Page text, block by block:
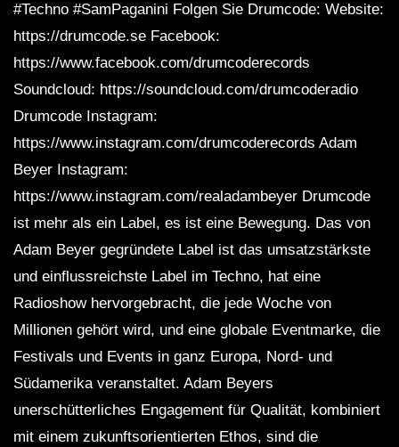
#Techno #SamPaganini Folgen Sie Drumcode: Website:
https://drumcode.se Facebook:
https://www.facebook.com/drumcoderecords
Soundcloud: https://soundcloud.com/drumcoderadio
Drumcode Instagram:
https://www.instagram.com/drumcoderecords Adam
Beyer Instagram:
https://www.instagram.com/realadambeyer Drumcode
ist mehr als ein Label, es ist eine Bewegung. Das von
Adam Beyer gegründete Label ist das umsatzstärkste
und einflussreichste Label im Techno, hat eine
Radioshow hervorgebracht, die jede Woche von
Millionen gehört wird, und eine globale Eventmarke, die
Festivals und Events in ganz Europa, Nord- und
Südamerika veranstaltet. Adam Beyers
unerschütterliches Engagement für Qualität, kombiniert
mit einem zukunftsorientierten Ethos, sind die